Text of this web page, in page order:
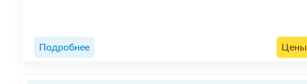
Подробнее Цены